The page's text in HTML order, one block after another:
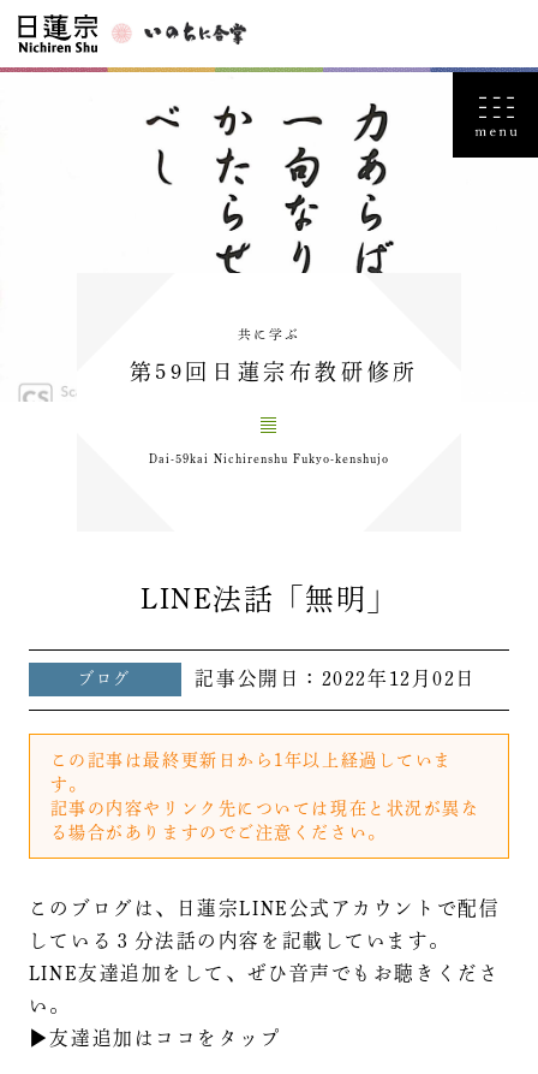
共に学ぶ
第59回日蓮宗布教研修所
Dai-59kai Nichirenshu Fukyo-kenshujo
LINE法話「無明」
ブログ 記事公開日： 2022年12月02日
この記事は最終更新日から1年以上経過していま
す。
記事の内容やリンク先については現在と状況が異な
る場合がありますのでご注意ください。
このブログは、日蓮宗LINE公式アカウントで配信
している３分法話の内容を記載しています。
LINE友達追加をして、ぜひ音声でもお聴きくださ
い。
▶友達追加はココをタップ